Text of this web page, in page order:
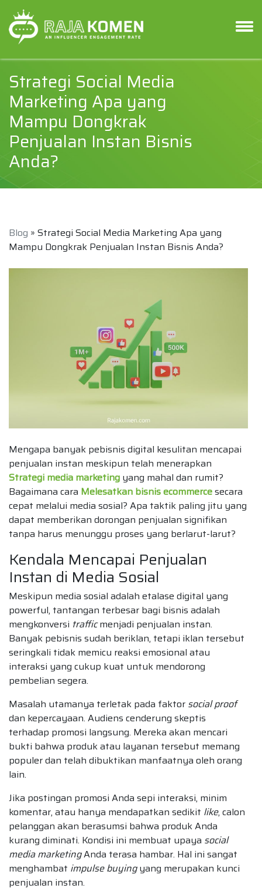
Strategi Social Media
Marketing Apa yang
Mampu Dongkrak
Penjualan Instan Bisnis
Anda?
Blog » Strategi Social Media Marketing Apa yang
Mampu Dongkrak Penjualan Instan Bisnis Anda?
Mengapa banyak pebisnis digital kesulitan mencapai
penjualan instan meskipun telah menerapkan
Strategi media marketing yang mahal dan rumit?
Bagaimana cara Melesatkan bisnis ecommercesecara
cepat melalui media sosial? Apa taktik paling jitu yang
dapat memberikan dorongan penjualan signifikan
tanpa harus menunggu proses yang berlarut-larut?
Kendala Mencapai Penjualan
Instan di Media Sosial
Meskipun media sosial adalah etalase digital yang
powerful, tantangan terbesar bagi bisnis adalah
mengkonversi trafficmenjadi penjualan instan.
Banyak pebisnis sudah beriklan, tetapi iklan tersebut
seringkali tidak memicu reaksi emosional atau
interaksi yang cukup kuat untuk mendorong
pembelian segera.
Masalah utamanya terletak pada faktor social proof
dan kepercayaan. Audiens cenderung skeptis
terhadap promosi langsung. Mereka akan mencari
bukti bahwa produk atau layanan tersebut memang
populer dan telah dibuktikan manfaatnya oleh orang
lain.
Jika postingan promosi Anda sepi interaksi, minim
komentar, atau hanya mendapatkan sedikit like, calon
pelanggan akan berasumsi bahwa produk Anda
kurang diminati. Kondisi ini membuat upaya social
media marketingAnda terasa hambar. Hal ini sangat
menghambat impulse buyingyang merupakan kunci
penjualan instan.